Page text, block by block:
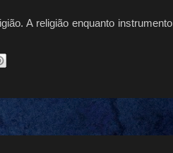
A religião enquanto instrumento